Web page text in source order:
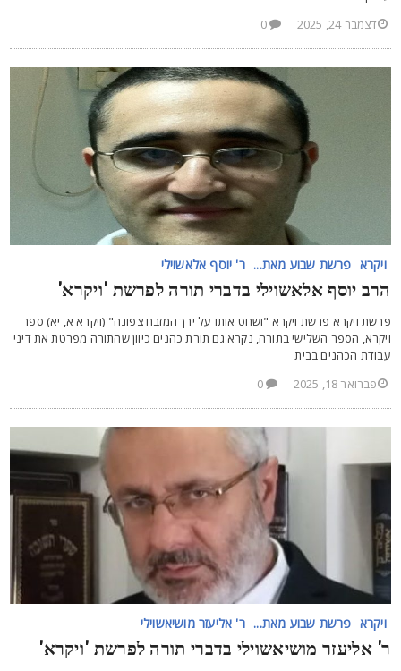
דצמבר 24, 2025
0
ויקרא פרשת שבוע מאת... ר' יוסף אלאשוילי
יוסף אלאשוילי בדברי תורה לפרשת 'ויקרא'
ויקרא פרשת ויקרא "ושחט אותו על ירך המזבח צפונה" (ויקרא א, יא) ספר
הספר השלישי בתורה, נקרא גם תורת כהנים כיוון שהתורה מפרטת את דיני
הכהנים בבית
פברואר 18, 2025
0
ויקרא פרשת שבוע מאת... ר' אליעזר מושיאשוילי
אליעזר מושיאשוילי בדברי תורה לפרשת 'ויקרא'